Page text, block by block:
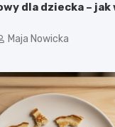
dla dziecka –
Maja Nowicka